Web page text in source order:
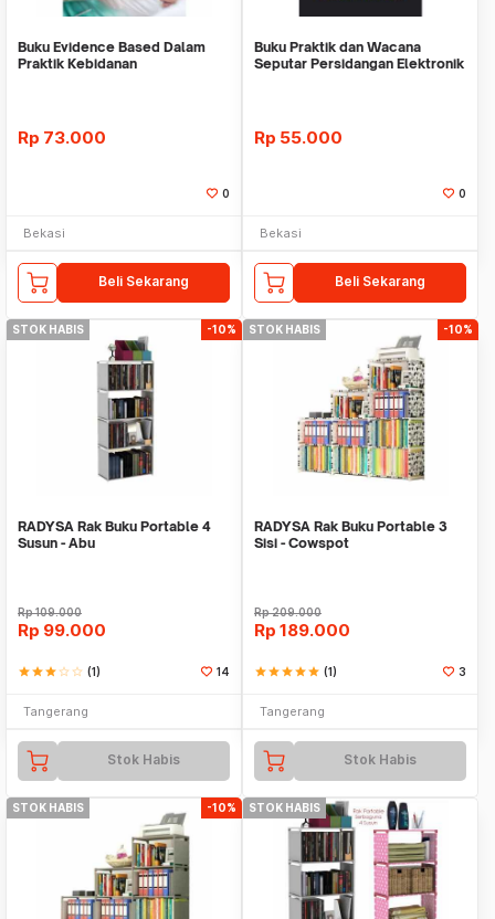
Buku Evidence Based Dalam
Praktik Kebidanan
Rp 73.000
0
Bekasi
Beli Sekarang
Buku Praktik dan Wacana
Seputar Persidangan Elektronik
Rp 55.000
0
Bekasi
Beli Sekarang
STOK HABIS -10%
RADYSA Rak Buku Portable 4
Susun - Abu
Rp109.000
Rp 99.000
starstarstarstar_borderstar_border (1) 14
Tangerang
Stok Habis
STOK HABIS -10%
RADYSA Rak Buku Portable 3
Sisi - Cowspot
Rp209.000
Rp 189.000
starstarstarstarstar (1) 3
Tangerang
Stok Habis
STOK HABIS -10% STOK HABIS